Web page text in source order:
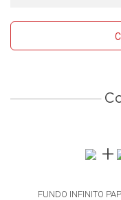
FUNDO INFINITO